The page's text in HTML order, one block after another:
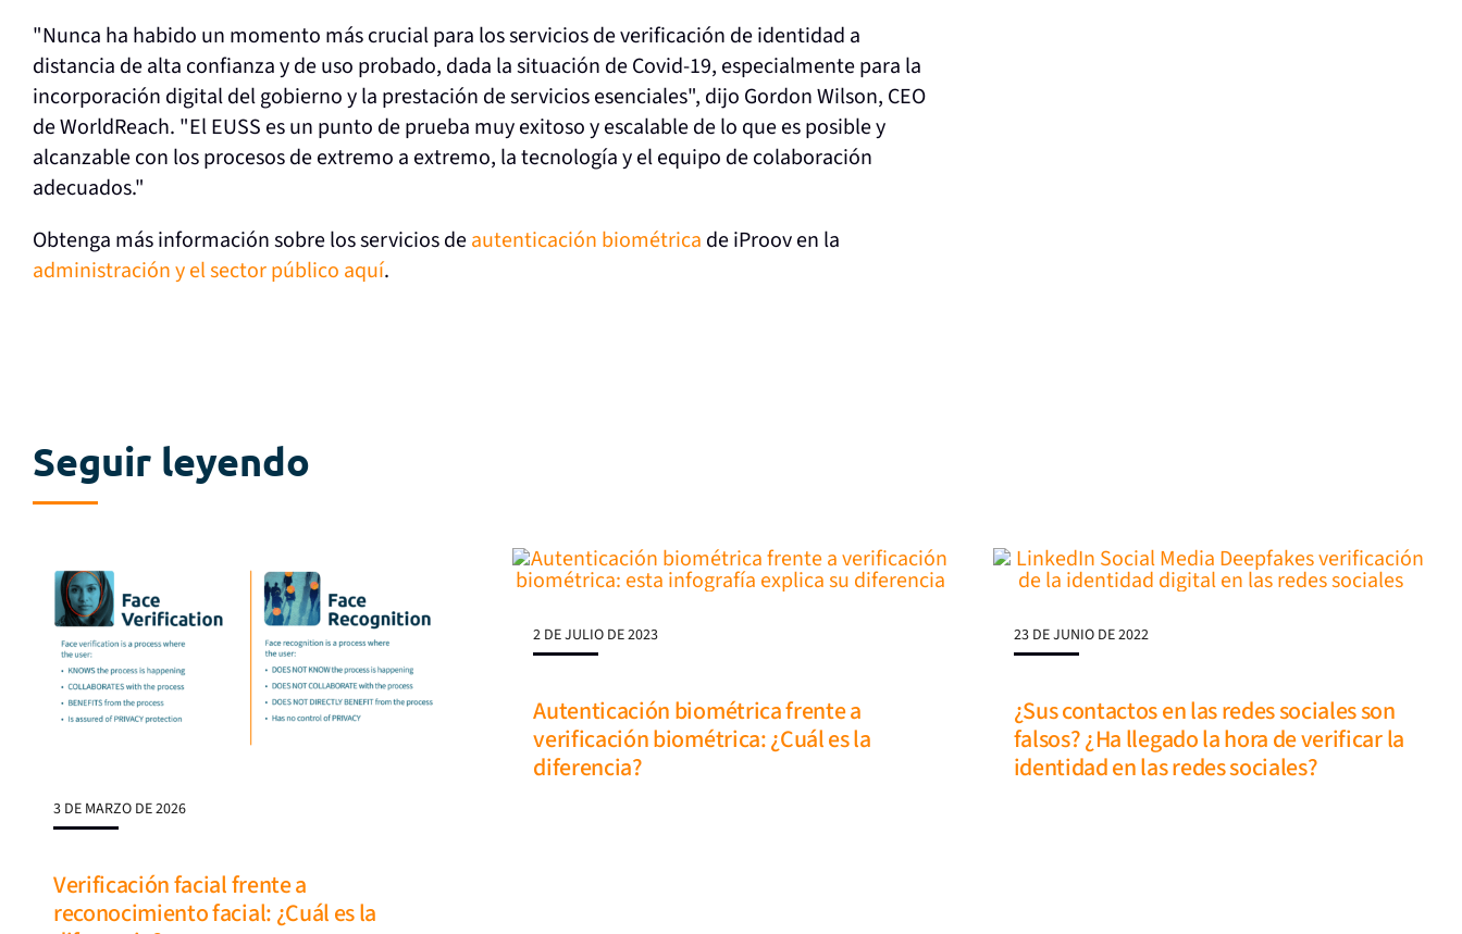
"Nunca ha habido un momento más crucial para los servicios de verificación de identidad a
distancia de alta confianza y de uso probado, dada la situación de Covid-19, especialmente para la
incorporación digital del gobierno y la prestación de servicios esenciales", dijo Gordon Wilson, CEO
de WorldReach. "El EUSS es un punto de prueba muy exitoso y escalable de lo que es posible y
alcanzable con los procesos de extremo a extremo, la tecnología y el equipo de colaboración
adecuados."
Obtenga más información sobre los servicios deautenticación biométrica de iProov en la
administración y el sector público aquí.
Seguir leyendo
3 DE MARZO DE 2026
Verificación facial frente a
reconocimiento facial: ¿Cuál es la
2 DE JULIO DE 2023
Autenticación biométrica frente a
verificación biométrica: ¿Cuál es la
diferencia?
23 DE JUNIO DE 2022
¿Sus contactos en las redes sociales son
falsos? ¿Ha llegado la hora de verificar la
identidad en las redes sociales?